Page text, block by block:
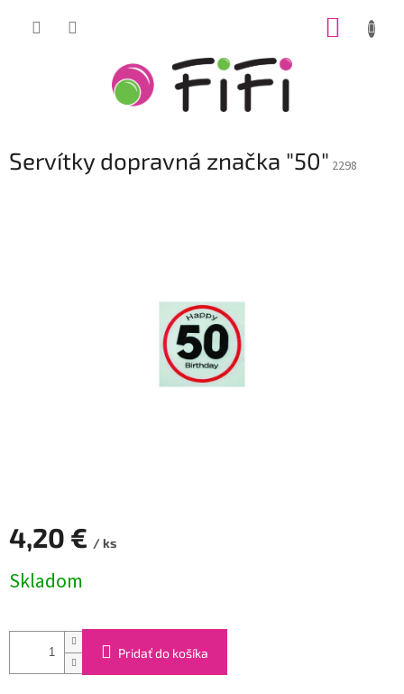
Servítky dopravná značka "50" 2298
4,20 € / ks
cena:
Skladom
Pridať do košíka